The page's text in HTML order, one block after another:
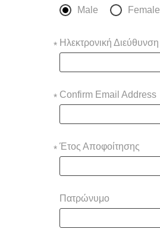
Male
Female
* Ηλεκτρονική Διεύθυνση
* Confirm Email Address
* Έτος Αποφοίτησης
Πατρώνυμο